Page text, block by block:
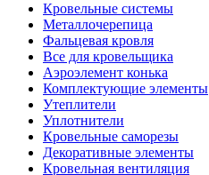
Кровельные системы
Металлочерепица
Фальцевая кровля
Все для кровельщика
Аэроэлемент конька
Комплектующие элементы
Утеплители
Уплотнители
Кровельные саморезы
Декоративные элементы
Кровельная вентиляция